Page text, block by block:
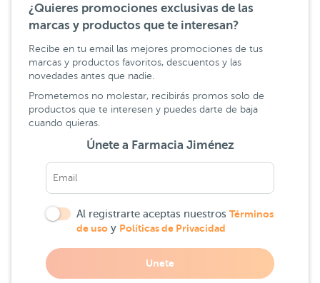
¿Quieres promociones exclusivas de las
marcas y productos que te interesan?
Recibe en tu email las mejores promociones de tus
marcas y productos favoritos, descuentos y las
novedades antes que nadie.
Prometemos no molestar, recibirás promos solo de
productos que te interesen y puedes darte de baja
cuando quieras.
Únete a Farmacia Jiménez
Al registrarte aceptas nuestros Términos
de uso y Políticas de Privacidad
Unete